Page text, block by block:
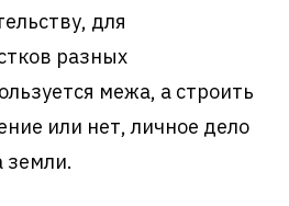
для
разных
межа, а строить
или нет, личное дело
земли.